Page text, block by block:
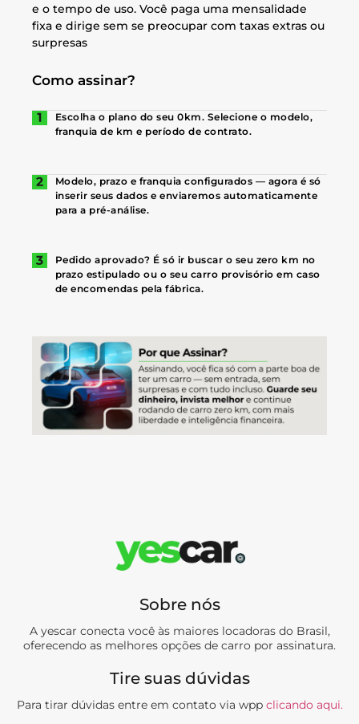
e o tempo de uso. Você paga uma mensalidade
fixa e dirige sem se preocupar com taxas extras ou
surpresas
Como assinar?
Escolha o plano do seu 0km. Selecione o modelo,
franquia de km e período de contrato.
Modelo, prazo e franquia configurados — agora é só
inserir seus dados e enviaremos automaticamente
para a pré-análise.
Pedido aprovado? É só ir buscar o seu zero km no
prazo estipulado ou o seu carro provisório em caso
de encomendas pela fábrica.
Sobre nós
A yescar conecta você às maiores locadoras do Brasil,
oferecendo as melhores opções de carro por assinatura.
Tire suas dúvidas
Para tirar dúvidas entre em contato via wpp clicando aqui.